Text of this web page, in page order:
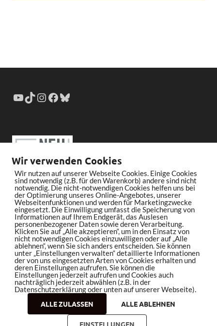
Copyright © 2026bleistiftrocker.de
Wir verwenden Cookies
Wir nutzen auf unserer Webseite Cookies. Einige Cookies
sind notwendig (z.B. für den Warenkorb) andere sind nicht
notwendig. Die nicht-notwendigen Cookies helfen uns bei
der Optimierung unseres Online-Angebotes, unserer
Webseitenfunktionen und werden für Marketingzwecke
eingesetzt. Die Einwilligung umfasst die Speicherung von
Informationen auf Ihrem Endgerät, das Auslesen
personenbezogener Daten sowie deren Verarbeitung.
Klicken Sie auf „Alle akzeptieren“, um in den Einsatz von
nicht notwendigen Cookies einzuwilligen oder auf „Alle
ablehnen“, wenn Sie sich anders entscheiden. Sie können
unter „Einstellungen verwalten“ detaillierte Informationen
der von uns eingesetzten Arten von Cookies erhalten und
deren Einstellungen aufrufen. Sie können die
Einstellungen jederzeit aufrufen und Cookies auch
nachträglich jederzeit abwählen (z.B. in der
Datenschutzerklärung oder unten auf unserer Webseite).
ALLE ZULASSEN
ALLE ABLEHNEN
EINSTELLUNGEN